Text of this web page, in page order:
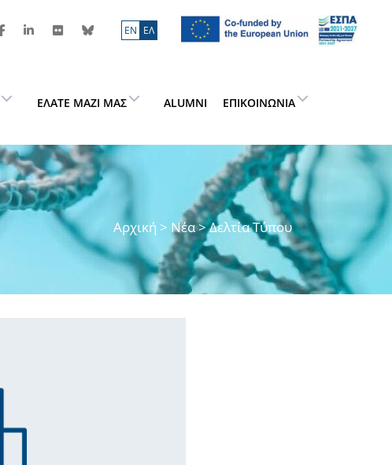
ΕN ΕΛ
ΕΛΆΤΕ ΜΑΖΊ ΜΑΣ ALUMNI ΕΠΙΚΟΙΝΩΝΊΑ
Αρχική > Νέα> Δελτία Τύπου